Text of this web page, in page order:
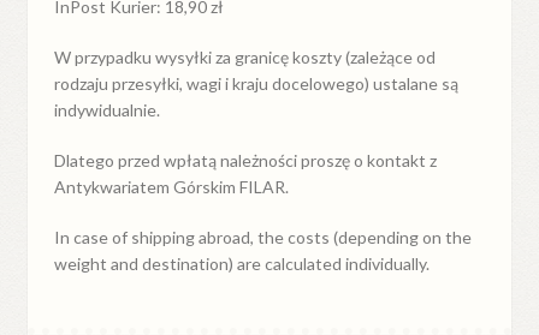
InPost Kurier: 18,90 zł
W przypadkuwysyłkiza granicękoszty (zależące od
rodzaju przesyłki, wagi i kraju docelowego) ustalane są
indywidualnie.
Dlatego przed wpłatą należności proszę o kontakt z
Antykwariatem Górskim FILAR.
In case of shipping abroad, the costs (depending on the
weight and destination) are calculated individually.